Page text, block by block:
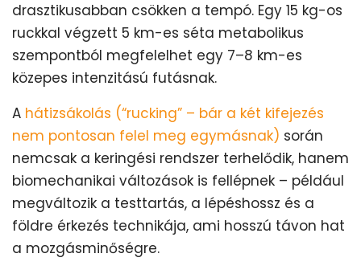
drasztikusabban csökken a tempó. Egy 15 kg-os
ruckkal végzett 5 km-es séta metabolikus
szempontból megfelelhet egy 7–8 km-es
közepes intenzitású futásnak.
A hátizsákolás (“rucking” – bár a két kifejezés
nem pontosan felel meg egymásnak) során
nemcsak a keringési rendszer terhelődik, hanem
biomechanikai változások is fellépnek – például
megváltozik a testtartás, a lépéshossz és a
földre érkezés technikája, ami hosszú távon hat
a mozgásminőségre.